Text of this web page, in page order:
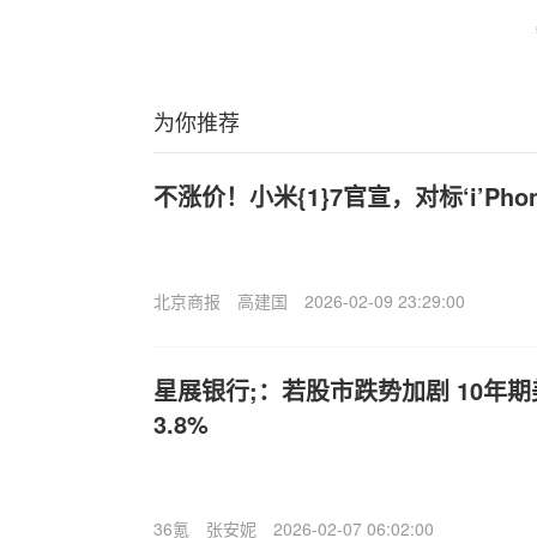
为你推荐
不涨价！小米{1}7官宣，对标
北京商报 高建国 2026-02-09 23:29:00
星展银行;：若股市跌势加剧 10年
3.8%
36氪 张安妮 2026-02-07 06:02:00